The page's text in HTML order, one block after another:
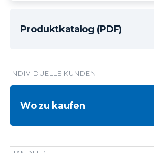
Produktkatalog (PDF)
INDIVIDUELLE KUNDEN:
Wo zu kaufen